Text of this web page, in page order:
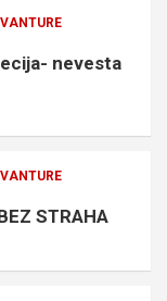
nevesta
STRAHA